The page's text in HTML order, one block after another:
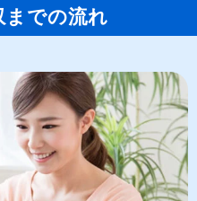
での流れ